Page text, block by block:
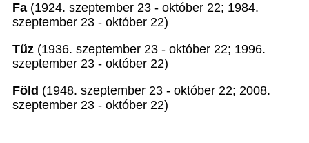
Fa (1924. szeptember 23 - október 22; 1984.
szeptember 23 - október 22)
Tűz (1936. szeptember 23 - október 22; 1996.
szeptember 23 - október 22)
Föld (1948. szeptember 23 - október 22; 2008.
szeptember 23 - október 22)